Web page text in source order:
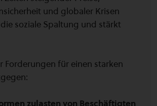
und globaler Krisen
soziale Spaltung und stärkt
Forderungen für einen starken